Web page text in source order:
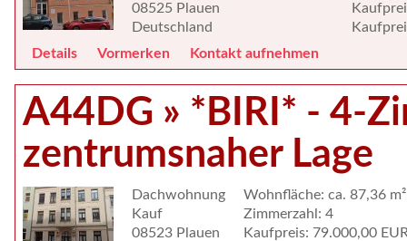
08525 Plauen
Deutschland
Details
Vormerken Kontakt aufnehmen
A44DG » *BIRI* - 4-
zentrumsnaher Lage
Dachwohnung
Kauf
08523 Plauen
Wohnfläche: ca. 87,36 m²
Zimmerzahl: 4
Kaufpreis: 79.000,00